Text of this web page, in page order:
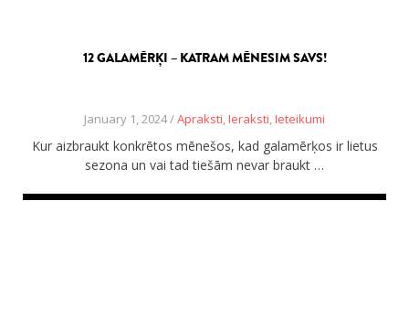
12 GALAMĒRĶI – KATRAM MĒNESIM SAVS!
January 1, 2024 / Apraksti Ieraksti Ieteikumi
Kur aizbraukt konkrētos mēnešos, kad galamērķos ir lietus
sezona un vai tad tiešām nevar braukt …